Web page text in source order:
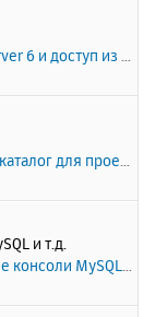
6 и доступ из …
для проекто…
и т.д.
MySQL по…